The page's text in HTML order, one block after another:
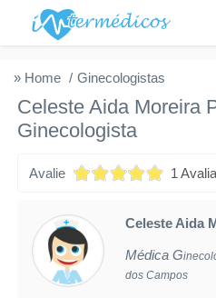
Institucional
Solicitar acesso
Privacidade
» Home Ginecologistas
Celeste Aida Moreira
Ginecologista
Avalie 1
Celeste Aida
Médica G
dos Campos